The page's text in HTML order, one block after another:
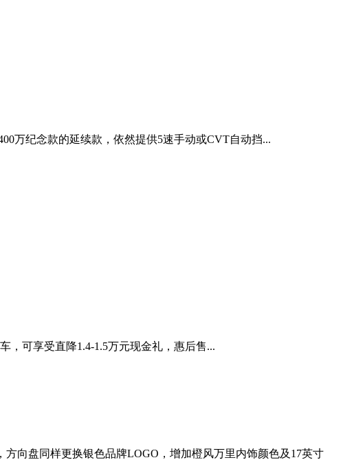
万纪念款的延续款，依然提供5速手动或CVT自动挡...
，可享受直降1.4-1.5万元现金礼，惠后售...
向盘同样更换银色品牌LOGO，增加橙风万里内饰颜色及17英寸